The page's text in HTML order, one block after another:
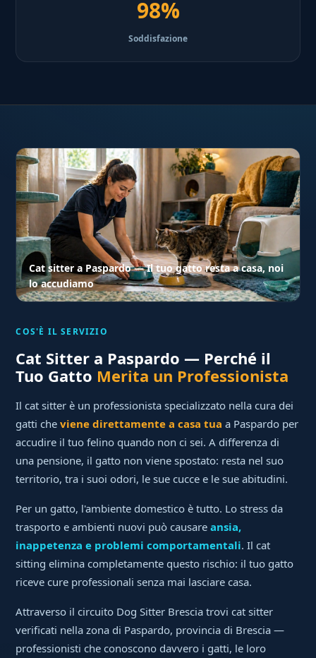
98%
Soddisfazione
Cat sitter a Paspardo — Il tuo gatto resta a casa, noi
lo accudiamo
COS'È IL SERVIZIO
Cat Sitter a Paspardo — Perché il
Tuo Gatto Merita un Professionista
Il cat sitter è un professionista specializzato nella cura dei
gatti cheviene direttamente a casa tua a Paspardo per
accudire il tuo felino quando non ci sei. A differenza di
una pensione, il gatto non viene spostato: resta nel suo
territorio, tra i suoi odori, le sue cucce e le sue abitudini.
Per un gatto, l'ambiente domestico è tutto. Lo stress da
trasporto e ambienti nuovi può causareansia,
inappetenza e problemi comportamentali. Il cat
sitting elimina completamente questo rischio: il tuo gatto
riceve cure professionali senza mai lasciare casa.
Attraverso il circuito Dog Sitter Brescia trovi cat sitter
verificati nella zona di Paspardo, provincia di Brescia —
professionisti che conoscono davvero i gatti, le loro